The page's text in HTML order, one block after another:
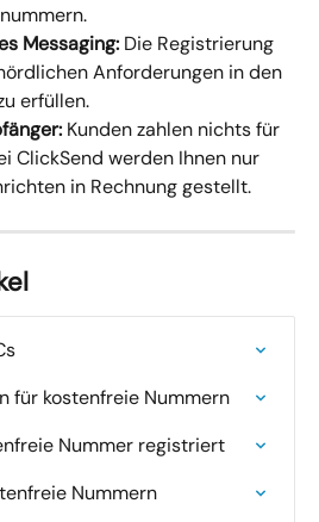
Messaging: Die Registrierung
Anforderungen in den
erfüllen.
Kunden zahlen nichts für
ClickSend werden Ihnen nur
in Rechnung gestellt.
für kostenfreie Nummern
Nummer registriert
Nummern